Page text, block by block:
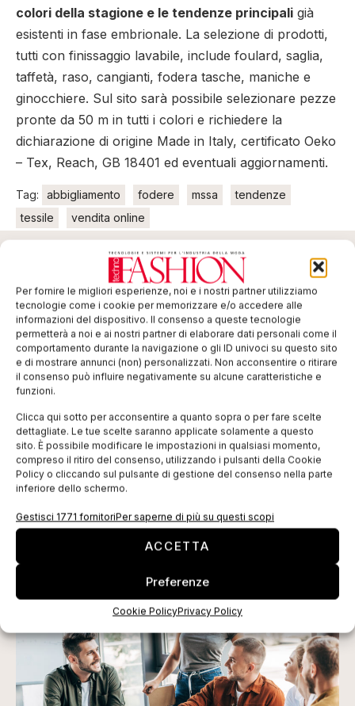
Per fornire le migliori esperienze, noi e i nostri partner utilizziamo
tecnologie come i cookie per memorizzare e/o accedere alle
informazioni del dispositivo. Il consenso a queste tecnologie
permetterà a noi e ai nostri partner di elaborare dati personali come il
comportamento durante la navigazione o gli ID univoci su questo sito
e di mostrare annunci (non) personalizzati. Non acconsentire o ritirare
il consenso può influire negativamente su alcune caratteristiche e
funzioni.
Clicca qui sotto per acconsentire a quanto sopra o per fare scelte
dettagliate. Le tue scelte saranno applicate solamente a questo
sito. È possibile modificare le impostazioni in qualsiasi momento,
compreso il ritiro del consenso, utilizzando i pulsanti della Cookie
Policy o cliccando sul pulsante di gestione del consenso nella parte
inferiore dello schermo.
Gestisci 1771 fornitoriPer saperne di più su questi scopi
ACCETTA
Preferenze
Cookie PolicyPrivacy Policy
colori della stagione e le tendenze principali già
esistenti in fase embrionale. La selezione di prodotti,
tutti con finissaggio lavabile, include foulard, saglia,
taffetà, raso, cangianti, fodera tasche, maniche e
ginocchiere. Sul sito sarà possibile selezionare pezze
pronte da 50 m in tutti i colori e richiedere la
dichiarazione di origine Made in Italy, certificato Oeko
– Tex, Reach, GB 18401 ed eventuali aggiornamenti.
Tag: abbigliamento fodere mssa
tendenze
tessile
vendita online
ISCRIVITI ALLA NEWSLETTER
TI POTREBBERO INTERESSARE